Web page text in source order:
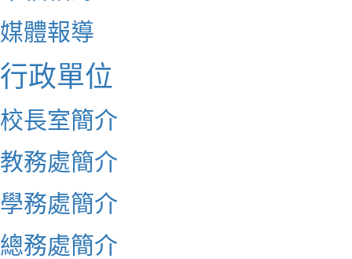
媒體報導
行政單位
校長室簡介
教務處簡介
學務處簡介
總務處簡介